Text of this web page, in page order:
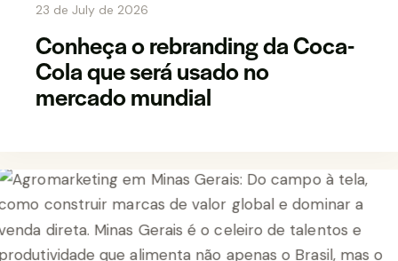
23 de July de 2026
Conheça o rebranding da Coca-
Cola que será usado no
mercado mundial